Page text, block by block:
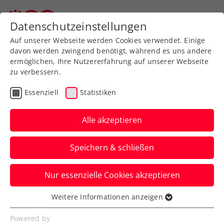
Zurück zur Newsübersicht
WTA
WTA Auckland: Grabher
schlägt sich auch gegen
Osaka wacker
Dennoch kommt für Österreichs
Spitzenspielerin in Neuseeland im
Achtelfinale das Aus.
Verfasst von: Manuel Wachta, 01.01.2025
Datenschutzeinstellungen
Auf unserer Webseite werden Cookies verwendet. Einige
davon werden zwingend benötigt, während es uns andere
ermöglichen, Ihre Nutzererfahrung auf unserer Webseite
zu verbessern.
Essenziell Statistiken
Alle akzeptieren
Speichern & schließen
Nur essenzielle Cookies akzeptieren
Essenziell
Essenzielle Cookies werden für grundlegende
Weitere Informationen anzeigen
Powered by